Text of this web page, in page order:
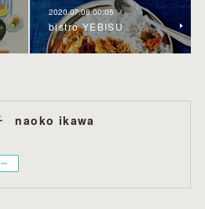
2020.07.08 00:05
bistro YEBISU
naoko ikawa